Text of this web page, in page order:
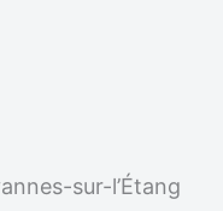
sur-l’Étang